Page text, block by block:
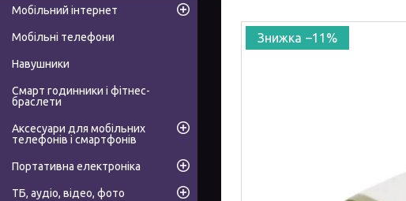
–11%
Мобільний інтернет
Мобільні телефони
Навушники
Смарт годинники і фітнес-
браслети
Аксесуари для мобільних
телефонів і смартфонів
Портативна електроніка
ТБ, аудіо, відео, фото